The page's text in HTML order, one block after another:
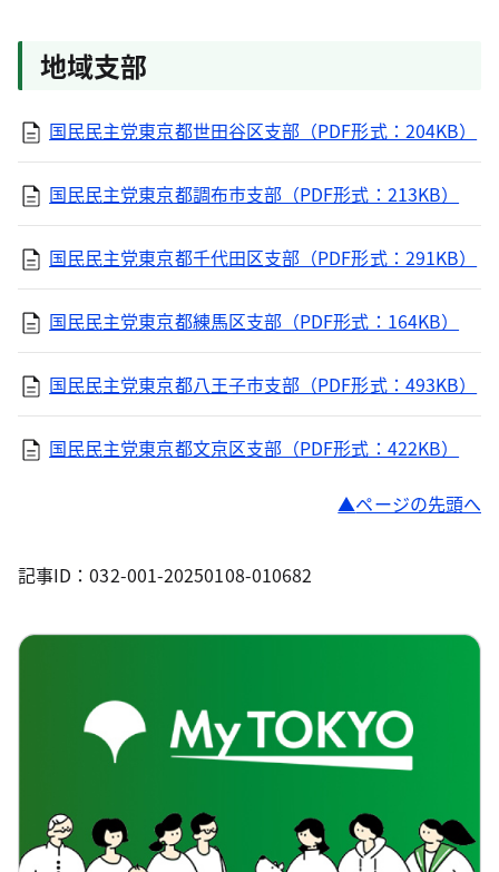
地域支部
国民民主党東京都世田谷区支部（PDF形式：204KB）
国民民主党東京都調布市支部（PDF形式：213KB）
国民民主党東京都千代田区支部（PDF形式：291KB）
国民民主党東京都練馬区支部（PDF形式：164KB）
国民民主党東京都八王子市支部（PDF形式：493KB）
国民民主党東京都文京区支部（PDF形式：422KB）
ページの先頭へ
記事ID：032-001-20250108-010682